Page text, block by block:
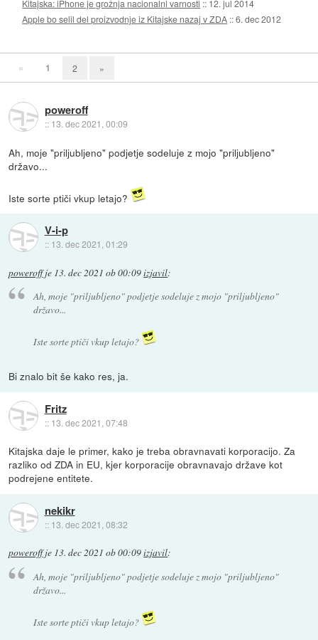
Kitajska: iPhone je grožnja nacionalni varnosti :: 12. jul 2014
Apple bo selil del proizvodnje iz Kitajske nazaj v ZDA ::6. dec 2012
« 1 2 »
poweroff
:: 13. dec 2021, 00:09
Ah, moje "priljubljeno" podjetje sodeluje z mojo "priljubljeno"
državo...
Iste sorte ptiči vkup letajo?
V-i-p
:: 13. dec 2021, 01:29
poweroffje 13. dec 2021 ob 00:09izjavil:
Ah, moje "priljubljeno" podjetje sodeluje z mojo "priljubljeno"
državo...
Iste sorte ptiči vkup letajo?
Bi znalo bit še kako res, ja.
Fritz
:: 13. dec 2021, 07:48
Kitajska daje le primer, kako je treba obravnavati korporacijo. Za
razliko od ZDA in EU, kjer korporacije obravnavajo države kot
podrejene entitete.
nekikr
:: 13. dec 2021, 08:32
poweroffje 13. dec 2021 ob 00:09izjavil:
Ah, moje "priljubljeno" podjetje sodeluje z mojo "priljubljeno"
državo...
Iste sorte ptiči vkup letajo?